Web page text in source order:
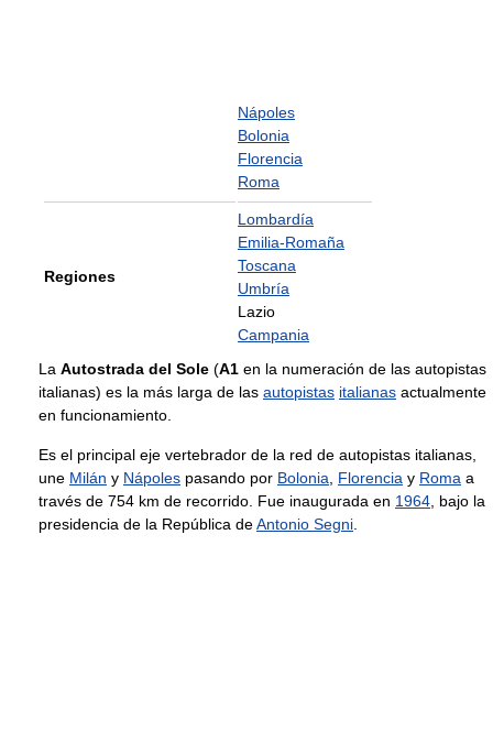
Nápoles
Bolonia
Florencia
Roma
Regiones
Lombardía
Emilia-Romaña
Toscana
Umbría
Lazio
Campania
La Autostrada del Sole (A1 en la numeración de las autopistas
italianas) es la más larga de las autopistas italianas actualmente
en funcionamiento.
Es el principal eje vertebrador de la red de autopistas italianas,
une Milán y Nápoles pasando por Bolonia Florencia y Roma a
través de 754 km de recorrido. Fue inaugurada en 1964 , bajo la
presidencia de la República deAntonio Segni